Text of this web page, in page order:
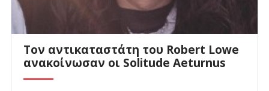
Τον αντικαταστάτη του Robert Lowe
ανακοίνωσαν οι Solitude Aeturnus